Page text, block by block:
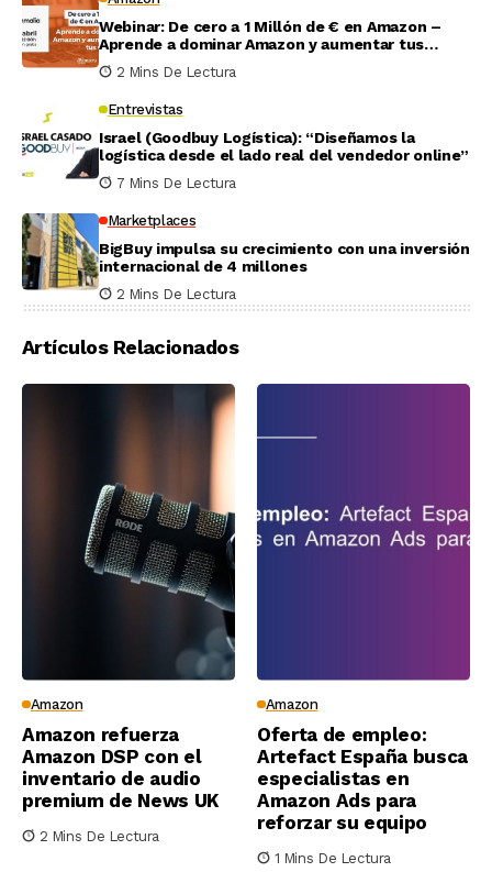
Webinar: De cero a 1 Millón de € en Amazon –
Aprende a dominar Amazon y aumentar tus
ventas
2 Mins De Lectura
Entrevistas
Israel (Goodbuy Logística): “Diseñamos la
logística desde el lado real del vendedor online”
7 Mins De Lectura
Marketplaces
BigBuy impulsa su crecimiento con una inversión
internacional de 4 millones
2 Mins De Lectura
Artículos Relacionados
Amazon
Amazon refuerza
Amazon DSP con el
inventario de audio
premium de News UK
2 Mins De Lectura
Amazon
Oferta de empleo:
Artefact España busca
especialistas en
Amazon Ads para
reforzar su equipo
1 Mins De Lectura